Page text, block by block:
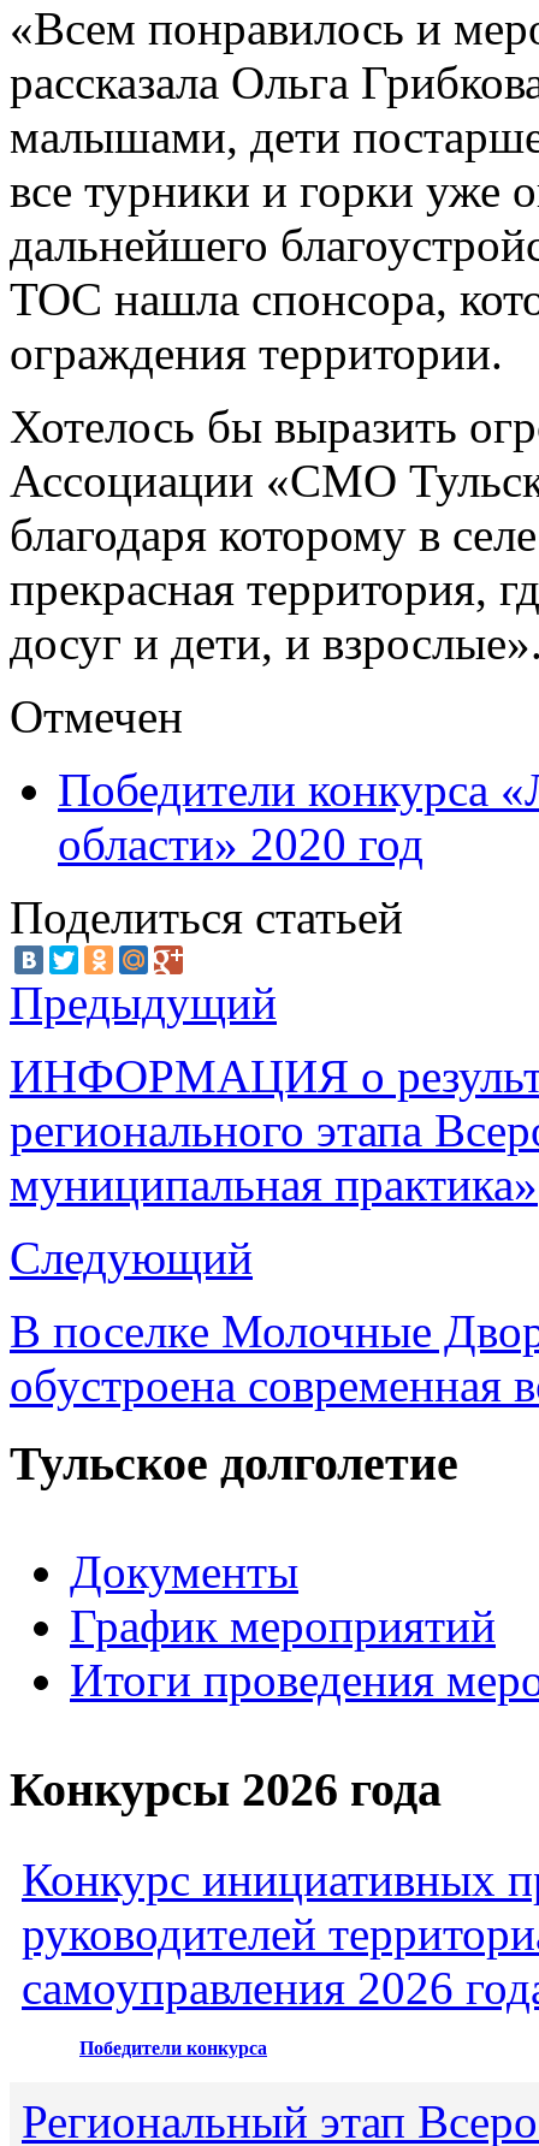
«Всем понравилось и
рассказала Ольга
малышами, дети
все турники и горки уже
дальнейшего
ТОС нашла спонсора,
ограждения территории.
Хотелось бы выразить
Ассоциации «СМО
благодаря которому в
прекрасная территория,
досуг и дети, и
Отмечен
Победители конкурса
области» 2020 год
Поделиться статьей
Предыдущий
ИНФОРМАЦИЯ о
регионального этапа
муниципальная практика»
Следующий
В поселке Молочные
обустроена современная
Тульское долголетие
Документы
График мероприятий
Итоги проведения
Конкурсы 2026 года
Конкурс инициативных
руководителей
самоуправления 2026
Победители конкурса
Региональный этап